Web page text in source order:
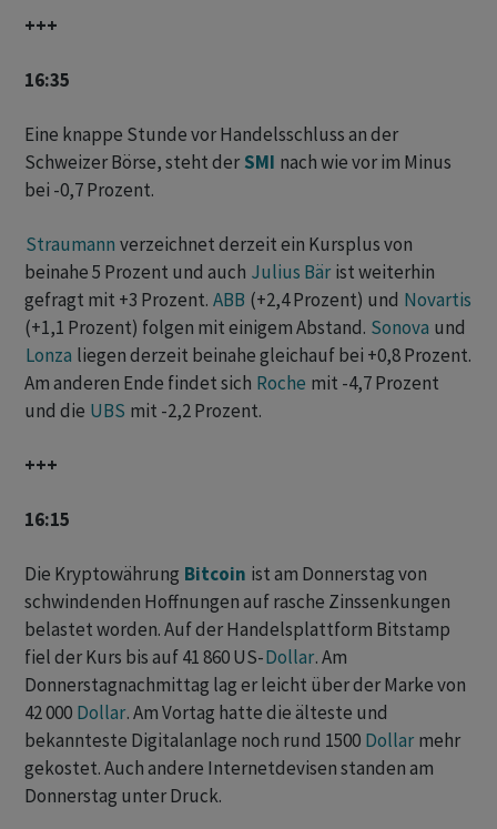
+++
16:35
Eine knappe Stunde vor Handelsschluss an der
Schweizer Börse, steht der SMI nach wie vor im Minus
bei -0,7 Prozent.
Straumann verzeichnet derzeit ein Kursplus von
beinahe 5 Prozent und auch Julius Bär ist weiterhin
gefragt mit +3 Prozent. ABB (+2,4 Prozent) und Novartis
(+1,1 Prozent) folgen mit einigem Abstand. Sonova und
Lonza liegen derzeit beinahe gleichauf bei +0,8 Prozent.
Am anderen Ende findet sich Roche mit -4,7 Prozent
und die UBS mit -2,2 Prozent.
+++
16:15
Die Kryptowährung Bitcoin ist am Donnerstag von
schwindenden Hoffnungen auf rasche Zinssenkungen
belastet worden. Auf der Handelsplattform Bitstamp
fiel der Kurs bis auf 41 860 US-Dollar. Am
Donnerstagnachmittag lag er leicht über der Marke von
42 000 Dollar. Am Vortag hatte die älteste und
bekannteste Digitalanlage noch rund 1500 Dollar mehr
gekostet. Auch andere Internetdevisen standen am
Donnerstag unter Druck.